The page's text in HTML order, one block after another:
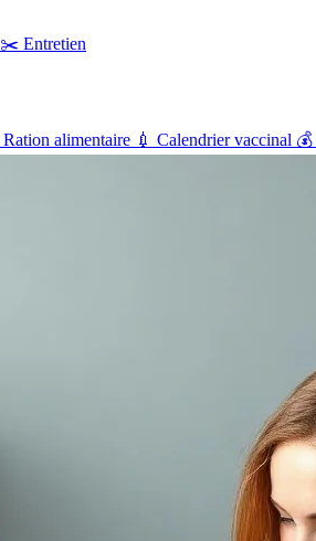
✂️ Entretien
Ration alimentaire 💉 Calendrier vaccinal 💰